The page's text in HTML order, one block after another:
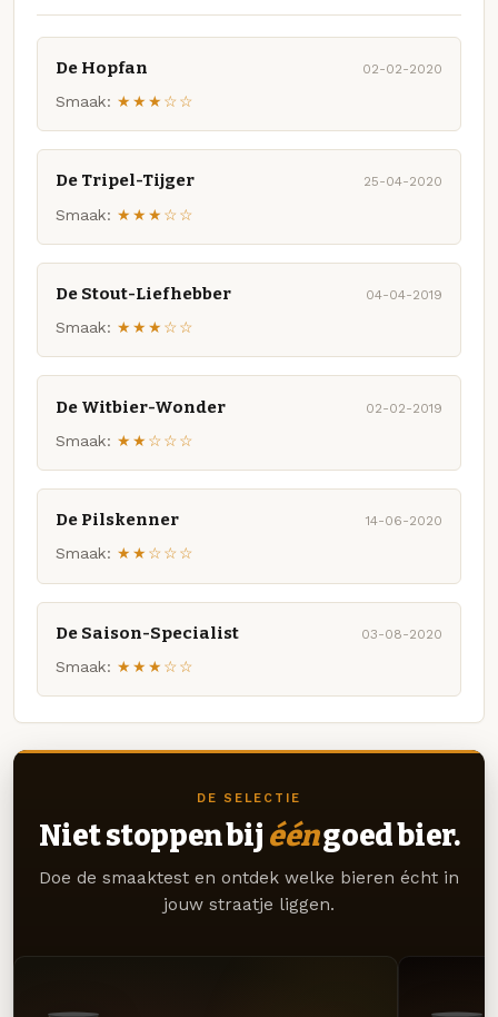
De Hopfan 02-02-2020
Smaak: ★★★☆☆
De Tripel-Tijger 25-04-2020
Smaak: ★★★☆☆
De Stout-Liefhebber 04-04-2019
Smaak: ★★★☆☆
De Witbier-Wonder 02-02-2019
Smaak: ★★☆☆☆
De Pilskenner 14-06-2020
Smaak: ★★☆☆☆
De Saison-Specialist 03-08-2020
Smaak: ★★★☆☆
DE SELECTIE
Niet stoppen bij ééngoed bier.
Doe de smaaktest en ontdek welke bieren écht in
jouw straatje liggen.